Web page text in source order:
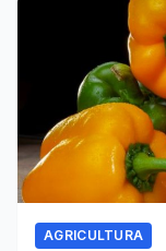
AGRICULTURA